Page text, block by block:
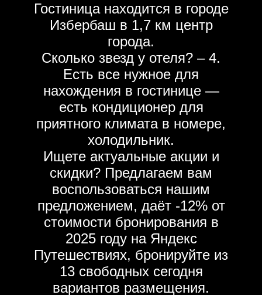
Гостиница находится в городе
Избербаш в 1,7 км центр
города.
Сколько звезд у отеля? – 4.
Есть все нужное для
нахождения в гостинице —
есть кондиционер для
приятного климата в номере,
холодильник.
Ищете актуальные акции и
скидки? Предлагаем вам
воспользоваться нашим
предложением, даёт -12% от
стоимости бронирования в
2025 году на Яндекс
Путешествиях, бронируйте из
13 свободных сегодня
вариантов размещения.